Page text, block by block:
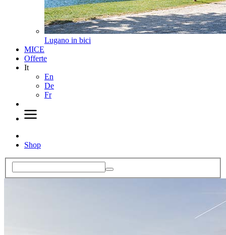
Lugano in bici
MICE
Offerte
It
En
De
Fr
Shop